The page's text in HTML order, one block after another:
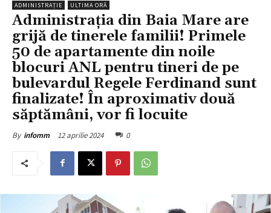
ADMINISTRAȚIE ULTIMA ORĂ
Administrația din Baia Mare are
grijă de tinerele familii! Primele
50 de apartamente din noile
blocuri ANL pentru tineri de pe
bulevardul Regele Ferdinand sunt
finalizate! În aproximativ două
săptămâni, vor fi locuite
By infomm 12 aprilie 2024 0